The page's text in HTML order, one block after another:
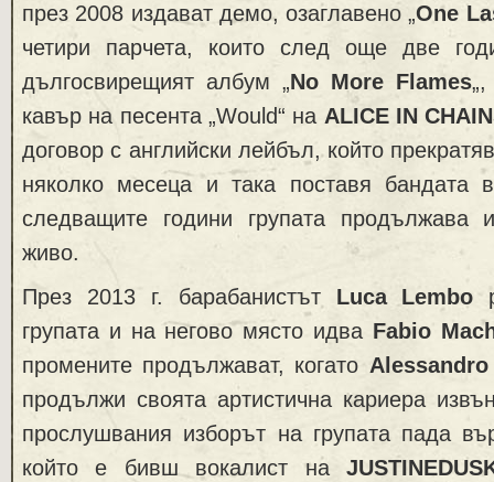
през 2008 издават демо, озаглавено „One
четири парчета, които след още две
дългосвирещият албум „No More Flames
кавър на песента „Would“ на ALICE IN
договор с английски лейбъл, който
няколко месеца и така поставя бандата
следващите години групата продължава
живо.
През 2013 г. барабанистът Luca Lembo
групата и на негово място идва Fabio
промените продължават, когато
продължи своята артистична кариера
прослушвания изборът на групата пада
който е бивш вокалист на